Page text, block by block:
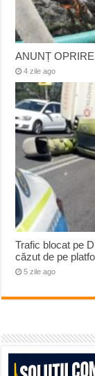
ANUNȚ
4 zile ago
Trafic blocat pe
căzut de pe
5 zile ago